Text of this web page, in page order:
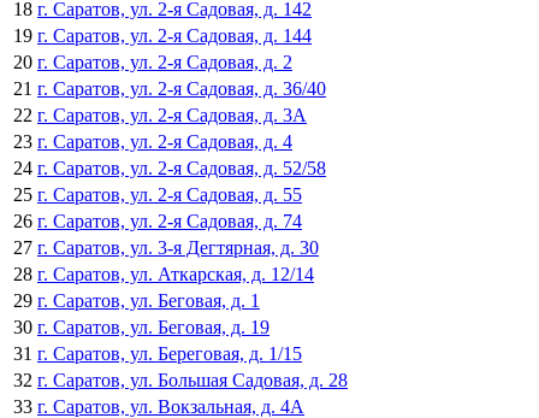
18 г. Саратов, ул. 2-я Садовая, д. 142
19 г. Саратов, ул. 2-я Садовая, д. 144
20 г. Саратов, ул. 2-я Садовая, д. 2
21 г. Саратов, ул. 2-я Садовая, д. 36/40
22 г. Саратов, ул. 2-я Садовая, д. 3А
23 г. Саратов, ул. 2-я Садовая, д. 4
24 г. Саратов, ул. 2-я Садовая, д. 52/58
25 г. Саратов, ул. 2-я Садовая, д. 55
26 г. Саратов, ул. 2-я Садовая, д. 74
27 г. Саратов, ул. 3-я Дегтярная, д. 30
28 г. Саратов, ул. Аткарская, д. 12/14
29 г. Саратов, ул. Беговая, д. 1
30 г. Саратов, ул. Беговая, д. 19
31 г. Саратов, ул. Береговая, д. 1/15
32 г. Саратов, ул. Большая Садовая, д. 28
33 г. Саратов, ул. Вокзальная, д. 4А